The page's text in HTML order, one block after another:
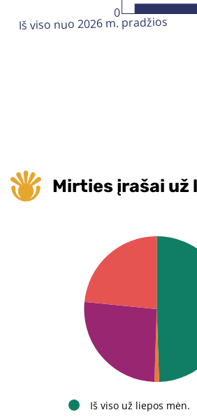
Mirties įrašai už
Iš viso už liepos mėn.